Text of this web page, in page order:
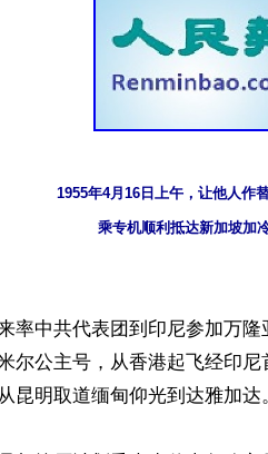
1955年4月16日上午，让他人作
乘专机顺利抵达新加坡加冷
率中共代表团到印尼参加万
尔公主号，从香港起飞经印
昆明取道缅甸仰光到达雅加达